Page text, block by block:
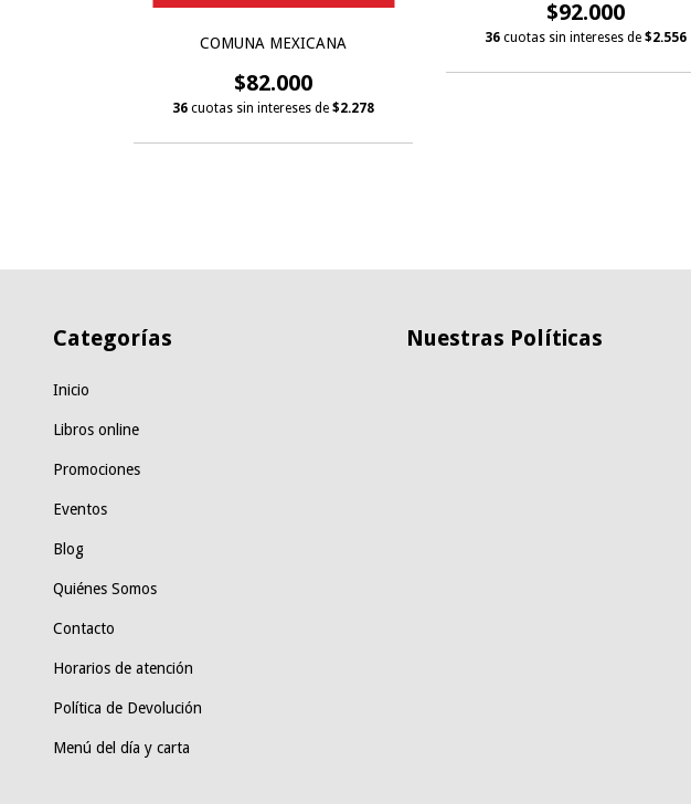
COMUNA MEXICANA
$82.000
36 cuotas sin intereses de $2.278
$92.000
36 cuotas sin intereses de $2.556
Categorías
Inicio
Libros online
Promociones
Eventos
Blog
Quiénes Somos
Contacto
Horarios de atención
Política de Devolución
Menú del día y carta
Nuestras Políticas